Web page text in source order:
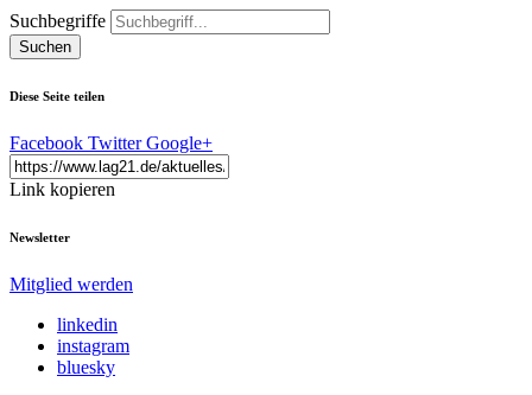
Suchbegriffe
Suchen
Diese Seite teilen
Facebook Twitter Google+
Link kopieren
Newsletter
Mitglied werden
linkedin
instagram
bluesky